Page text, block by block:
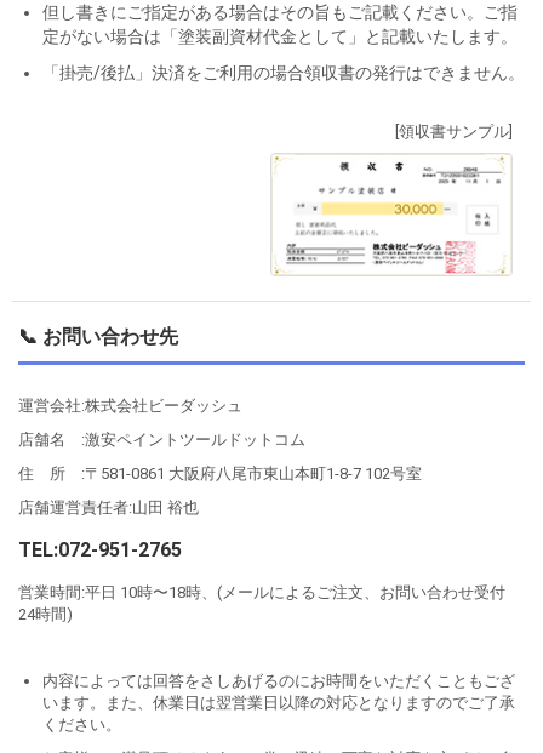
但し書きにご指定がある場合はその旨もご記載ください。ご指
定がない場合は「塗装副資材代金として」と記載いたします。
「掛売/後払」決済をご利用の場合領収書の発行はできません。
[領収書サンプル]
📞 お問い合わせ先
運営会社:株式会社ビーダッシュ
店舗名 :激安ペイントツールドットコム
住 所 :〒581-0861 大阪府八尾市東山本町1-8-7 102号室
店舗運営責任者:山田 裕也
TEL:072-951-2765
営業時間:平日 10時〜18時、(メールによるご注文、お問い合わせ受付
24時間)
内容によっては回答をさしあげるのにお時間をいただくこともござ
います。また、休業日は翌営業日以降の対応となりますのでご了承
ください。